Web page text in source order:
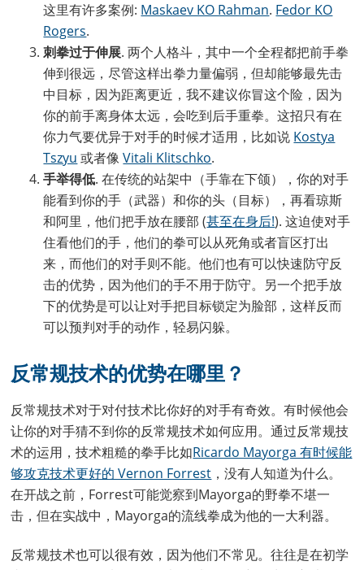
这里有许多案例: Maskaev KO Rahman. Fedor KO
Rogers.
刺拳过于伸展. 两个人格斗，其中一个全程都把前手拳
伸到很远，尽管这样出拳力量偏弱，但却能够最先击
中目标，因为距离更近，我不建议你冒这个险，因为
你的前手离身体太远，会吃到后手重拳。这招只有在
你力气要优异于对手的时候才适用，比如说 Kostya
Tszyu 或者像Vitali Klitschko.
手举得低. 在传统的站架中（手靠在下颌），你的对手
能看到你的手（武器）和你的头（目标），再看琼斯
和阿里，他们把手放在腰部 (甚至在身后!). 这迫使对手
住看他们的手，他们的拳可以从死角或者盲区打出
来，而他们的对手则不能。他们也有可以快速防守反
击的优势，因为他们的手不用于防守。另一个把手放
下的优势是可以让对手把目标锁定为脸部，这样反而
可以预判对手的动作，轻易闪躲。
反常规技术的优势在哪里？
反常规技术对于对付技术比你好的对手有奇效。有时候他会
让你的对手猜不到你的反常规技术如何应用。通过反常规技
术的运用，技术粗糙的拳手比如Ricardo Mayorga 有时候能
够攻克技术更好的 Vernon Forrest ，没有人知道为什么。
在开战之前，Forrest可能觉察到Mayorga的野拳不堪一
击，但在实战中，Mayorga的流线拳成为他的一大利器。
反常规技术也可以很有效，因为他们不常见。往往是在初学